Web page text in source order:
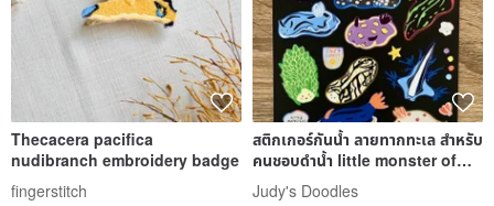
Thecacera pacifica
nudibranch embroidery badge
fingerstitch
สติกเกอร์กันน้ำ ลายทากทะเล สำหรับ
คนชอบดำน้ำ little monster of
the sea
Judy's Doodles